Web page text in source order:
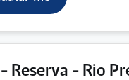
- Reserva - Rio